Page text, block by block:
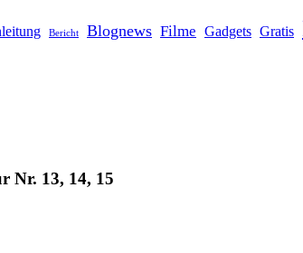
Bericht Blognews Filme Gadgets Gratis
Nr. 13, 14, 15